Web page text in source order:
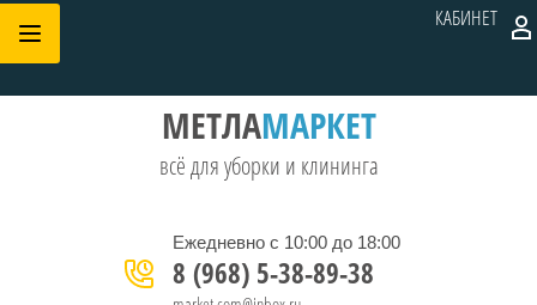
КАБИНЕТ
МЕТЛАМАРКЕТ
всё для уборки и клининга
Ежедневно с 10:00 до 18:00
8 (968) 5-38-89-38